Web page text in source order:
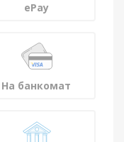
ePay
На банкомат